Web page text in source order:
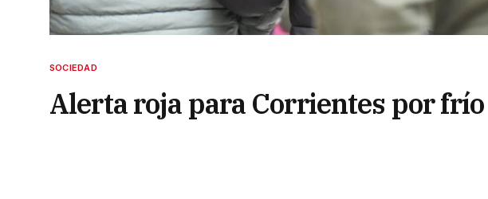
SOCIEDAD
Alerta roja para Corrientes por